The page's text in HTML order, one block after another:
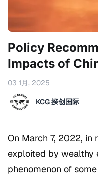
Policy
Impacts of
03 1月, 2025
KCG 揆创国际
On March 7, 2022, in
exploited by wealthy
phenomenon of